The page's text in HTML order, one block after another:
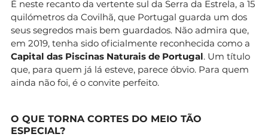
É neste recanto da vertente sul da Serra da Estrela, a 15
quilómetros da Covilhã, que Portugal guarda um dos
seus segredos mais bem guardados. Não admira que,
em 2019, tenha sido oficialmente reconhecida como a
Capital das Piscinas Naturais de Portugal. Um título
que, para quem já lá esteve, parece óbvio. Para quem
ainda não foi, é o convite perfeito.
O QUE TORNA CORTES DO MEIO TÃO
ESPECIAL?